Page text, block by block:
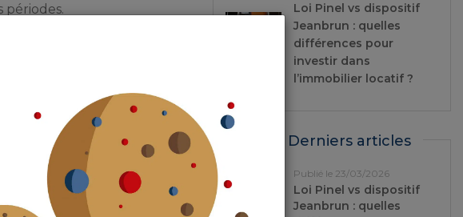
périodes.
la ville à sortir de cette
de Lisbonne. “Les prix
” précise-t-il.
font tourner les têtes des
dans la ville. En
Loi Pinel vs dispositif
Jeanbrun : quelles
différences pour
investir dans
l’immobilier locatif ?
Derniers articles
Publié le 23/03/2026
Loi Pinel vs dispositif
Jeanbrun : quelles